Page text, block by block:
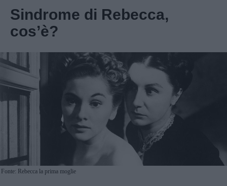
Sindrome di Rebecca,
cos’è?
Fonte: Rebecca la prima moglie